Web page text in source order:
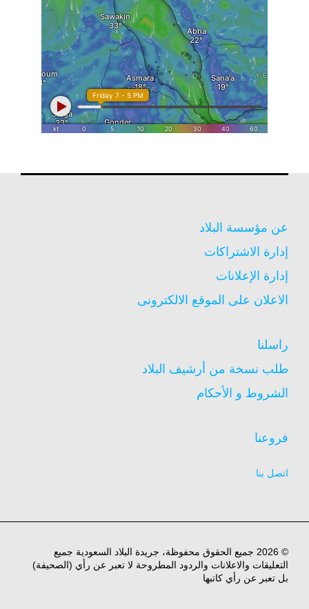
عن مؤسسة البلاد
إدارة الاشتراكات
إدارة الإعلانات
الاعلان على الموقع الالكترونى
راسلنا
طلب نسخة من أرشيف البلاد
الشروط و الأحكام
فروعنا
اتصل بنا
© 2026 جميع الحقوق محفوظة، جريدة البلاد السعودية جميع
التعليقات والاعلانات والردود المطروحة لا تعبر عن رأي (الصحيفة)
بل تعبر عن رأي كاتبها